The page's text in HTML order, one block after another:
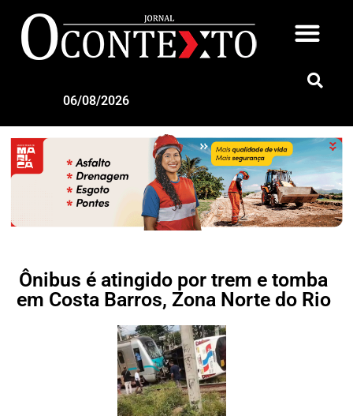
06/08/2026
Ônibus é atingido por trem e tomba
em Costa Barros, Zona Norte do Rio